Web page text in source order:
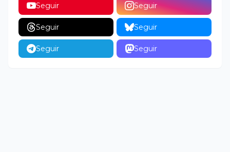
Seguir Seguir
Seguir Seguir
Seguir Seguir